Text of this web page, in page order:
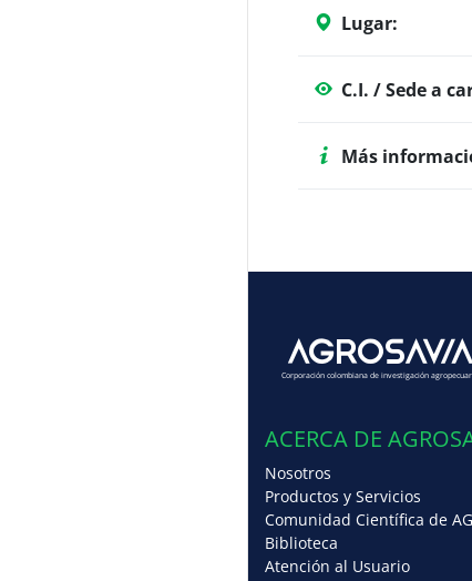
Lugar:
C.I. / Sede a
Más
Corporación colombiana de investigación
ACERCA DE
Nosotros
Productos y Servicios
Comunidad Científica de
Biblioteca
Atención al Usuario